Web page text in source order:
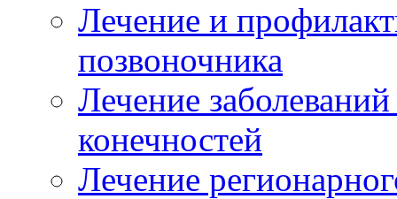
Лечение и
позвоночника
Лечение
конечностей
Лечение